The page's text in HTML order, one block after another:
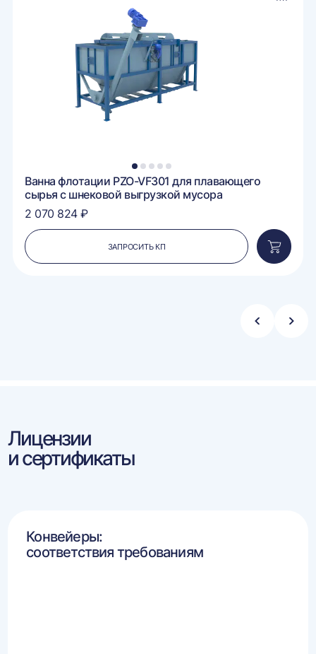
1 2 3 4 5
Ванна флотации PZO-VF301 для плавающего
сырья с шнековой выгрузкой мусора
2 070 824 ₽
ЗАПРОСИТЬ КП
в
Стрелка
Лицензии
и сертификаты
Конвейеры:
соответствия требованиям